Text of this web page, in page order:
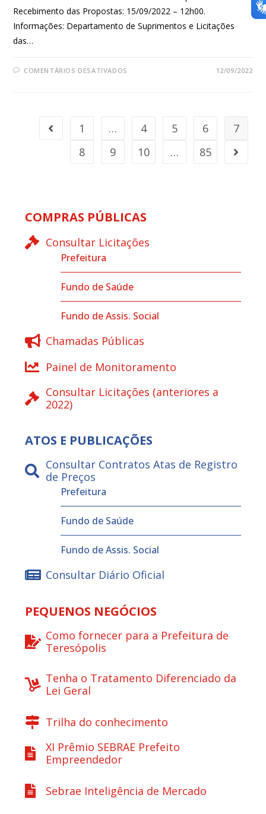
Recebimento das Propostas: 15/09/2022 – 12h00.
Informações: Departamento de Suprimentos e Licitações
das…
COMENTÁRIOS DESATIVADOS 12/09/2022
1 … 4 5 6
7
8
9 10 … 85
COMPRAS PÚBLICAS
Consultar Licitações
Prefeitura
Fundo de Saúde
Fundo de Assis. Social
Chamadas Públicas
Painel de Monitoramento
Consultar Licitações (anteriores a
2022)
ATOS E PUBLICAÇÕES
Consultar Contratos Atas de Registro
de Preços
Prefeitura
Fundo de Saúde
Fundo de Assis. Social
Consultar Diário Oficial
PEQUENOS NEGÓCIOS
Como fornecer para a Prefeitura de
Teresópolis
Tenha o Tratamento Diferenciado da
Lei Geral
Trilha do conhecimento
XI Prêmio SEBRAE Prefeito
Empreendedor
Sebrae Inteligência de Mercado